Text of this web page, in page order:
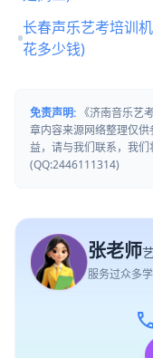
长春声乐艺考培训
花多少钱)
免责声明: 《济南音乐艺
章内容来源网络整理仅
益，请与我们联系，我们
(QQ:2446111314)
张老师
服务过众多